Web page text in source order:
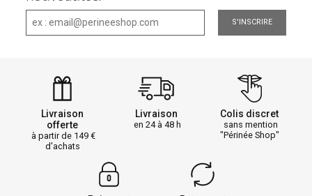
S'INSCRIRE
Livraison
offerte
à partir de 149
d'achats
Livraison
en 24 à 48 h
Colis discret
sans mention
"Périnée Shop"